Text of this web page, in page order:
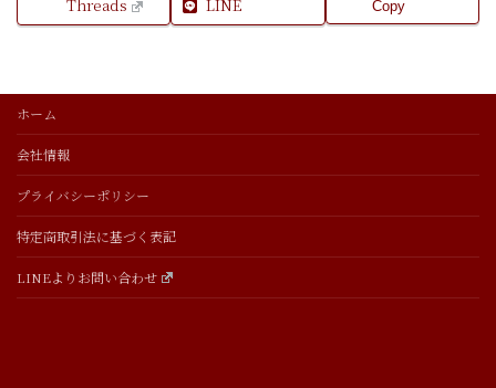
Threads
LINE Copy
ホーム
会社情報
プライバシーポリシー
特定商取引法に基づく表記
LINEよりお問い合わせ